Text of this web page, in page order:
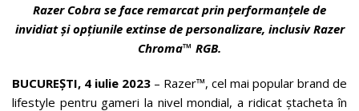
Razer Cobra se face remarcat prin performanțele de
invidiat și opțiunile extinse de personalizare, inclusiv Razer
Chroma™ RGB.
BUCUREȘTI, 4 iulie 2023 – Razer™, cel mai popular brand de
lifestyle pentru gameri la nivel mondial, a ridicat ștacheta în